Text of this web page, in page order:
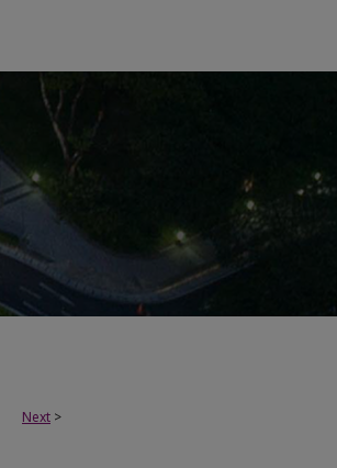
Next >